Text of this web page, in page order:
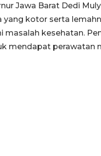
Jawa Barat Dedi
kotor serta
masalah kesehatan.
mendapat perawatan